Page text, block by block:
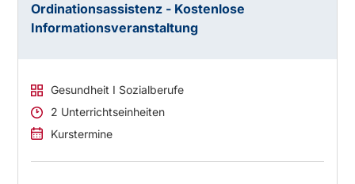
Ordinationsassistenz - Kostenlose
Informationsveranstaltung
Gesundheit I Sozialberufe
2 Unterrichtseinheiten
Kurstermine